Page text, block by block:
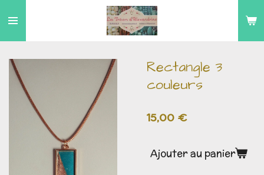
au
Rectangle 3
couleurs
15,00 €
Ajouter au panier